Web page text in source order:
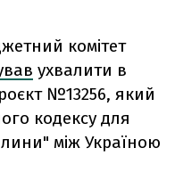
комітет
ухвалити в
№13256, який
кодексу для
між Україною